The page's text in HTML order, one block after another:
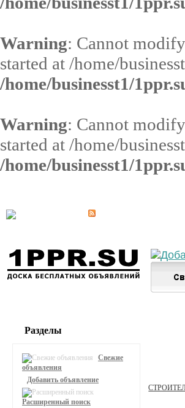
Warning: Cannot
started at /home/
/home/businesst1/
Warning: Cannot
started at /home/
/home/businesst1/
Разделы
Свежие
объявления
Добавить объявление
Расширенный поиск